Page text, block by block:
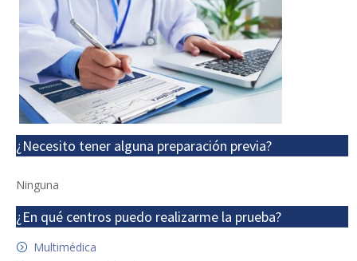
¿Necesito tener alguna preparación previa?
Ninguna
¿En qué centros puedo realizarme la prueba?
Multimédica